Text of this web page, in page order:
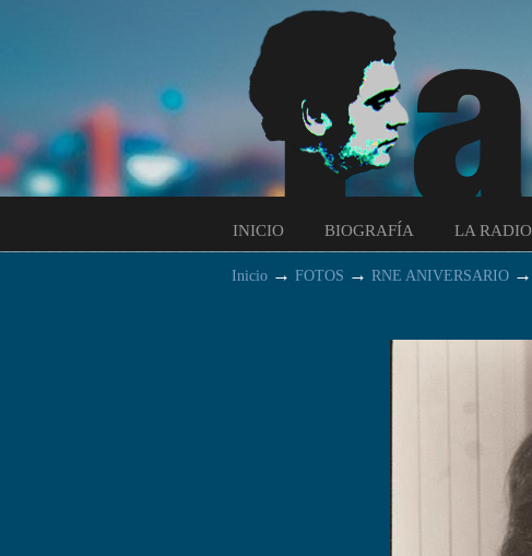
INICIO BIOGRAFÍA LA RADIO
Inicio → FOTOS → RNE ANIVERSARIO →